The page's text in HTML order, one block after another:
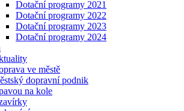
Dotační programy 2021
Dotační programy 2022
Dotační programy 2023
Dotační programy 2024
ve městě
dopravní podnik
na kole